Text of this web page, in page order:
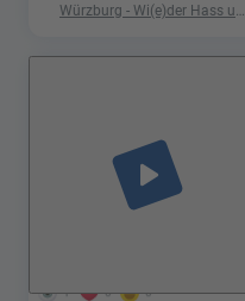
Würzburg - Wi(e)der Hass und
1 0 0
play_arrow